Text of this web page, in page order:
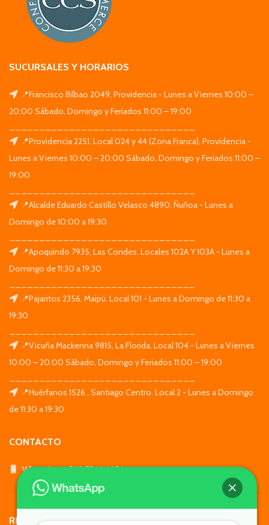
SUCURSALES Y HORARIOS
📍Francisco Bilbao 2049, Providencia - Lunes a Viernes 10:00 –
20:00 Sábado, Domingo y Feriados 11:00 – 19:00
📍Providencia 2251. Local 024 y 44 (Zona Franca), Providencia -
Lunes a Viernes 10:00 – 20:00 Sábado, Domingo y Feriados 11:00 –
19:00
📍Alcalde Eduardo Castillo Velasco 4890, Ñuñoa - Lunes a
Domingo de 10:00 a 19:30
📍Apoquindo 7935, Las Condes. Locales 102A Y 103A - Lunes a
Domingo de 11:30 a 19:30
📍Pajaritos 2356, Maipú. Local 101 - Lunes a Domingo de 11:30 a
19:30
📍Vicuña Mackenna 9815, La Florida. Local 104 - Lunes a Viernes
10:00 – 20:00 Sábado, Domingo y Feriados 11:00 – 19:00
📍Huérfanos 1526 , Santiago Centro. Local 2 - Lunes a Domingo
de 11:30 a 19:30
CONTACTO
WhatsApp: +569 7564 4676
REDES SOCIALES